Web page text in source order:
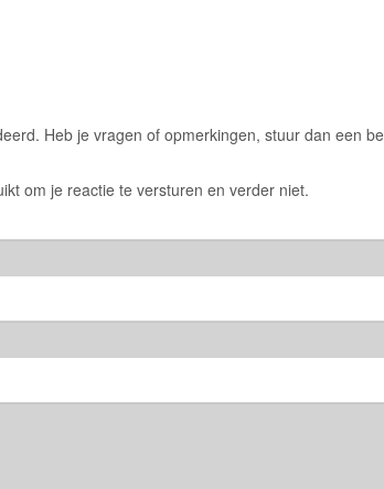
Heb je vragen of opmerkingen, stuur dan een
om je reactie te versturen en verder niet.